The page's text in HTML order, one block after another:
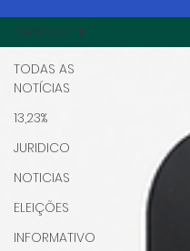
TODAS AS
NOTÍCIAS
13,23%
JURIDICO
NOTICIAS
ELEIÇÕES
INFORMATIVO
JURIDICO